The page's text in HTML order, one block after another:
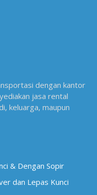
dengan kantor
jasa rental
keluarga, maupun
& Dengan Sopir
dan Lepas Kunci